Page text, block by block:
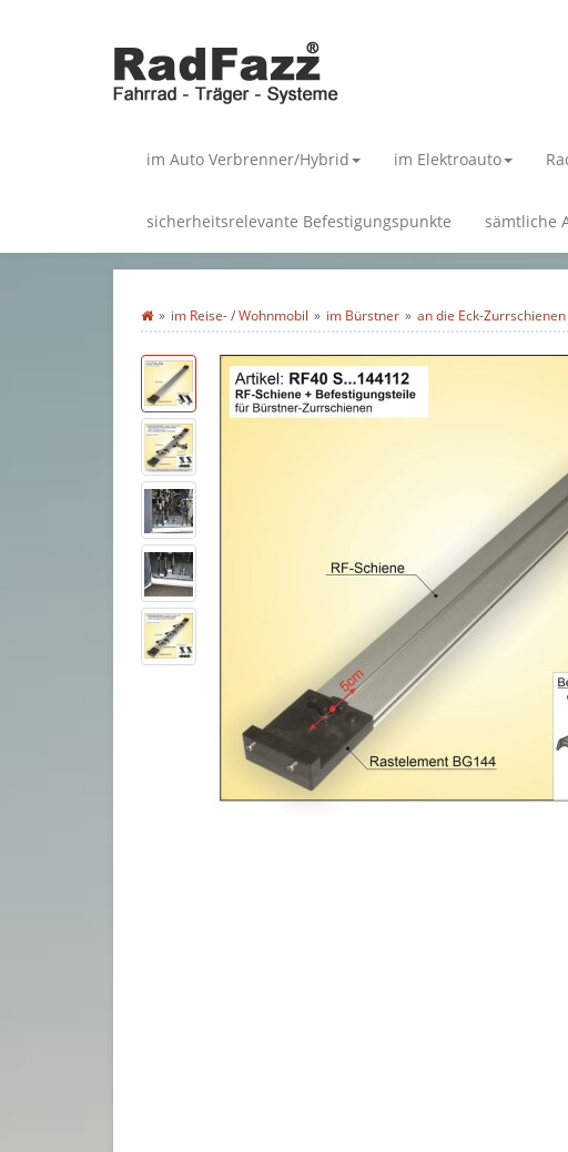
im Auto Verbrenner/Hybrid im Elektroauto
sicherheitsrelevante Befestigungspunkte sämtliche
im Reise- / Wohnmobil im Bürstner an die Eck-Zurrschienen